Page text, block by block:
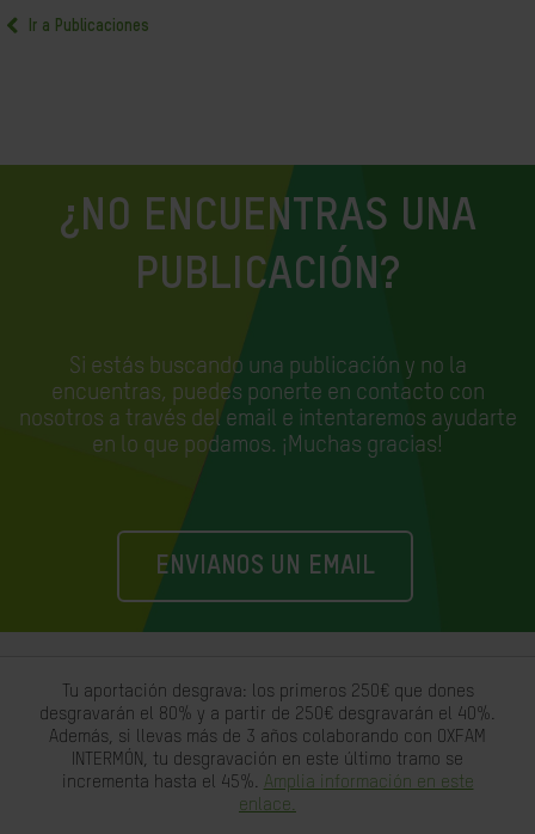
Ir a Publicaciones
¿NO ENCUENTRAS UNA
PUBLICACIÓN?
Si estás buscando una publicación y no la
encuentras, puedes ponerte en contacto con
nosotros a través del email e intentaremos ayudarte
en lo que podamos. ¡Muchas gracias!
ENVIANOS UN EMAIL
Tu aportación desgrava: los primeros 250€ que dones
desgravarán el 80% y a partir de 250€ desgravarán el 40%.
Además, si llevas más de 3 años colaborando con OXFAM
INTERMÓN, tu desgravación en este último tramo se
incrementa hasta el 45%. Amplia información en este
enlace.